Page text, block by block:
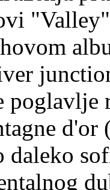
d'or
daleko